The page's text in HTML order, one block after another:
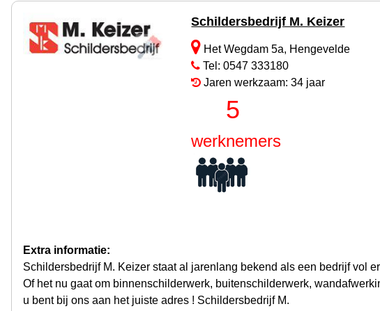
Schildersbedrijf M. Keizer
Het Wegdam 5a, Hengevelde
Tel: 0547 333180
Jaren werkzaam: 34 jaar
5
werknemers
Extra informatie:
Schildersbedrijf M. Keizer staat al jarenlang bekend als een bedrijf vol
Of het nu gaat om binnenschilderwerk, buitenschilderwerk,
u bent bij ons aan het juiste adres ! Schildersbedrijf M.